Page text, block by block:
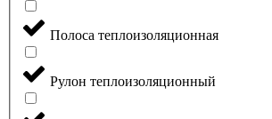
Полоса теплоизоляционная
Рулон теплоизоляционный